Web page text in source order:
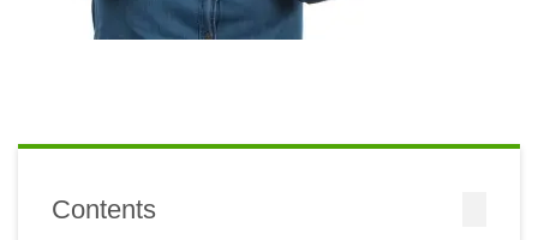
Contents